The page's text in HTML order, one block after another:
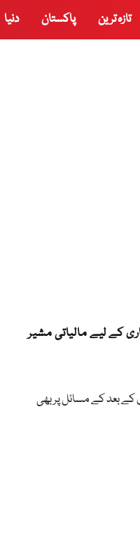
تازہ ترین پاکستان دنیا
کے لیے مالیاتی مشیر
کے بعد کے مسائل پر بھی